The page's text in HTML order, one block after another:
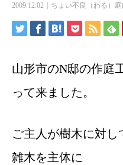
2009.12.02 ちょい不良（わる）
山形市のN邸の作庭
って来ました。
ご主人が樹木に対し
雑木を主体に